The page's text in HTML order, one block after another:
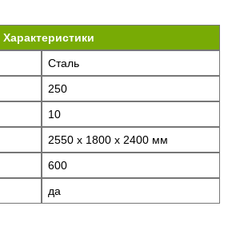
Характеристики
Сталь
250
10
2550 х 1800 х 2400 мм
600
да